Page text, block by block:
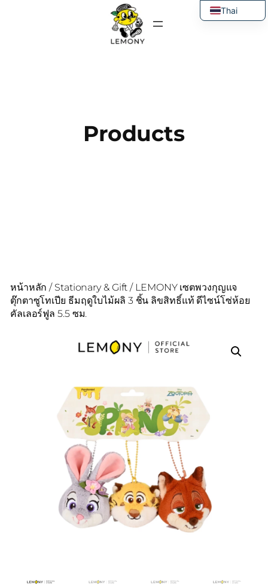
Products
หน้าหลัก / Stationary & Gift / LEMONY เซตพวงกุญแจ
ตุ๊กตาซูโทเปีย ธีมฤดูใบไม้ผลิ 3 ชิ้น ลิขสิทธิ์แท้ ดีไซน์โซ่ห้อย
คัลเลอร์ฟูล 5.5 ซม.
Thai